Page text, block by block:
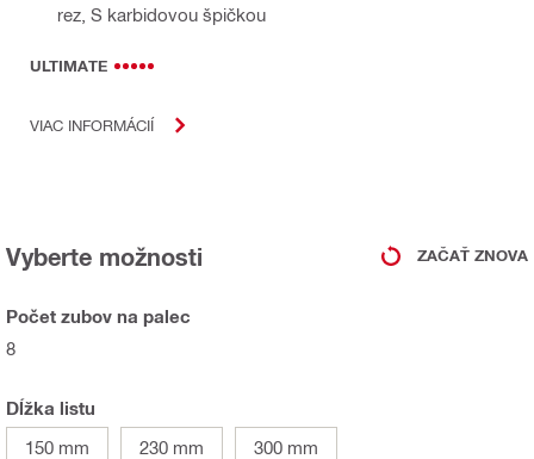
rez, S karbidovou špičkou
ULTIMATE
VIAC INFORMÁCIÍ
Vyberte možnosti ZAČAŤ ZNOVA
Počet zubov na palec
8
Dĺžka listu
150 mm
230 mm 300 mm